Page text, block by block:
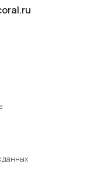
данных